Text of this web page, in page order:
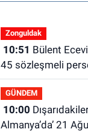
Zonguldak
10:51
45 sözleşmeli
GÜNDEM
10:00
Almanya’da’ 21